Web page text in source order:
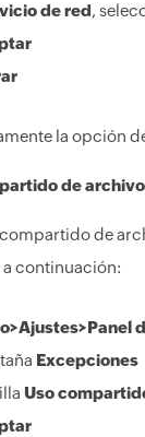
de red,
la opción
de
de
a continuación:
Excepciones
Uso